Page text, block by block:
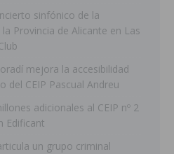
sinfónico de la
Provincia de Alicante en Las
mejora la accesibilidad
del CEIP Pascual Andreu
adicionales al CEIP nº 2
Edificant
un grupo criminal